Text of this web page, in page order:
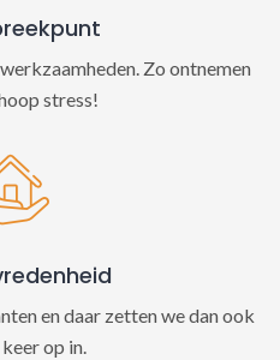
Zo ontnemen
stress!
en daar zetten we dan ook
op in.